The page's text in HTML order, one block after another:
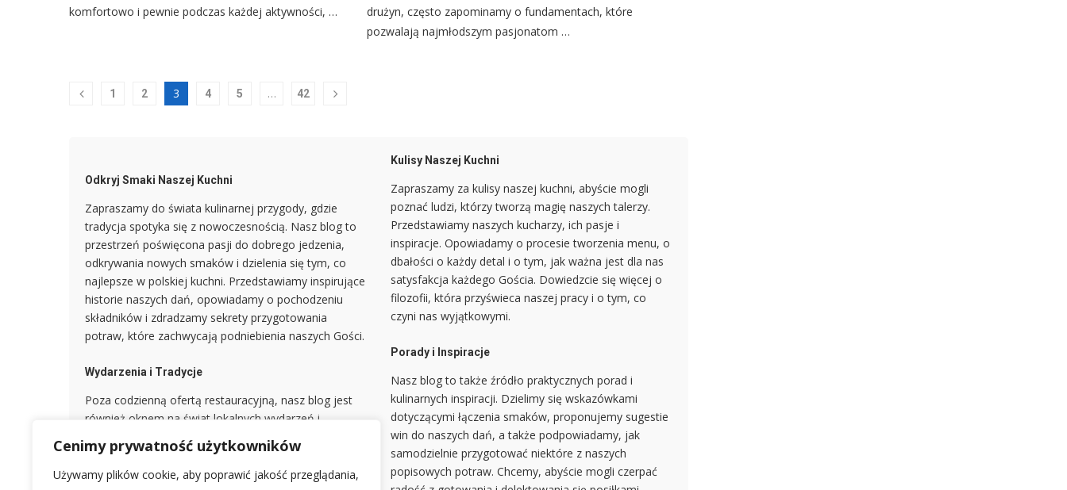
Cenimy prywatność użytkowników
Używamy plików cookie, aby poprawić jakość przeglądania,
komfortowo i pewnie podczas każdej aktywności, …
drużyn, często zapominamy o fundamentach, które
pozwalają najmłodszym pasjonatom …
1 2 3 4 5 … 42
Odkryj Smaki Naszej Kuchni
Zapraszamy do świata kulinarnej przygody, gdzie
tradycja spotyka się z nowoczesnością. Nasz blog to
przestrzeń poświęcona pasji do dobrego jedzenia,
odkrywania nowych smaków i dzielenia się tym, co
najlepsze w polskiej kuchni. Przedstawiamy inspirujące
historie naszych dań, opowiadamy o pochodzeniu
składników i zdradzamy sekrety przygotowania
potraw, które zachwycają podniebienia naszych Gości.
Wydarzenia i Tradycje
Poza codzienną ofertą restauracyjną, nasz blog jest
również oknem na świat lokalnych wydarzeń i
sezonowych specjałach, festiwalach kulinarnych, a
także o historii i znaczeniu regionalnych potraw.
Kulisy Naszej Kuchni
Zapraszamy za kulisy naszej kuchni, abyście mogli
poznać ludzi, którzy tworzą magię naszych talerzy.
Przedstawiamy naszych kucharzy, ich pasje i
inspiracje. Opowiadamy o procesie tworzenia menu, o
dbałości o każdy detal i o tym, jak ważna jest dla nas
satysfakcja każdego Gościa. Dowiedzcie się więcej o
filozofii, która przyświeca naszej pracy i o tym, co
czyni nas wyjątkowymi.
Porady i Inspiracje
Nasz blog to także źródło praktycznych porad i
kulinarnych inspiracji. Dzielimy się wskazówkami
dotyczącymi łączenia smaków, proponujemy sugestie
win do naszych dań, a także podpowiadamy, jak
samodzielnie przygotować niektóre z naszych
popisowych potraw. Chcemy, abyście mogli czerpać